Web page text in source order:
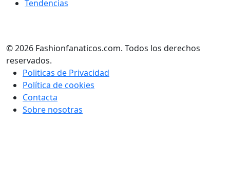
Tendencias
© 2026 Fashionfanaticos.com. Todos los derechos
reservados.
Politicas de Privacidad
Política de cookies
Contacta
Sobre nosotras